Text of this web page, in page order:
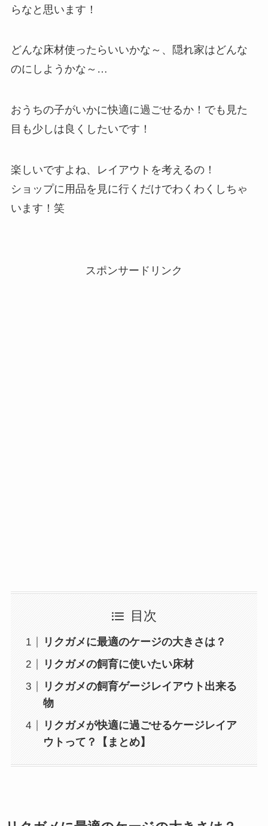
らなと思います！
どんな床材使ったらいいかな～、隠れ家はどんな
のにしようかな～…
おうちの子がいかに快適に過ごせるか！でも見た
目も少しは良くしたいです！
楽しいですよね、レイアウトを考えるの！
ショップに用品を見に行くだけでわくわくしちゃ
います！笑
スポンサードリンク
目次
リクガメに最適のケージの大きさは？
リクガメの飼育に使いたい床材
リクガメの飼育ゲージレイアウト出来る
物
リクガメが快適に過ごせるケージレイア
ウトって？【まとめ】